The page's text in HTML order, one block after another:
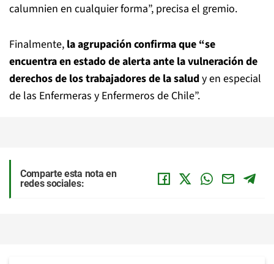
calumnien en cualquier forma”, precisa el gremio.
Finalmente, la agrupación confirma que “se
encuentra en estado de alerta ante la vulneración de
derechos de los trabajadores de la saludy en especial
de las Enfermeras y Enfermeros de Chile”.
Comparte esta nota en
redes sociales: